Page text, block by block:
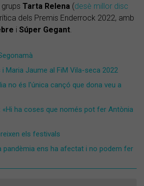
Tarta Relena (desè millor disc
dels Premis Enderrock 2022, amb
i Súper Gegant.
i Maria Jaume al FiM Vila-seca 2022
no és l'única cançó que dona veu a
«Hi ha coses que només pot fer Antònia
els festivals
pandèmia ens ha afectat i no podem fer